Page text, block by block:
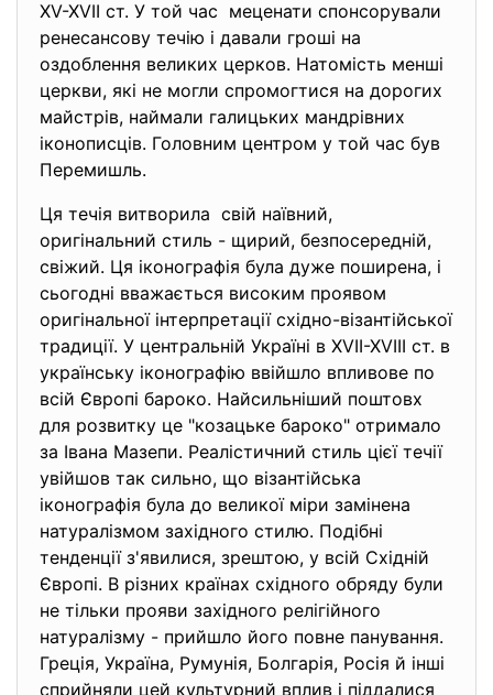
XV-XVII ст. У той час меценати спонсорували
ренесансову течію і давали гроші на
оздоблення великих церков. Натомість менші
церкви, які не могли спромогтися на дорогих
майстрів, наймали галицьких мандрівних
іконописців. Головним центром у той час був
Перемишль.
Ця течія витворила свій наївний,
оригінальний стиль - щирий, безпосередній,
свіжий. Ця іконографія була дуже поширена, і
сьогодні вважається високим проявом
оригінальної інтерпретації східно-візантійської
традиції. У центральній Україні в ХVІІ-ХVІII ст. в
українську іконографію ввійшло впливове по
всій Європі бароко. Найсильніший поштовх
для розвитку це "козацьке бароко" отримало
за Івана Мазепи. Реалістичний стиль цієї течії
увійшов так сильно, що візантійська
іконографія була до великої міри замінена
натуралізмом західного стилю. Подібні
тенденції з'явилися, зрештою, у всій Східній
Європі. В різних країнах східного обряду були
не тільки прояви західного релігійного
натуралізму - прийшло його повне панування.
Греція, Україна, Румунія, Болгарія, Росія й інші
сприйняли цей культурний вплив і піддалися